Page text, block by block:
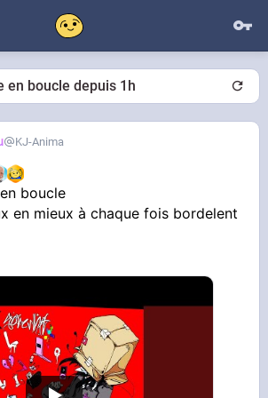
en boucle depuis 1h
KJ-Anima
boucle
en mieux à chaque fois bordelent